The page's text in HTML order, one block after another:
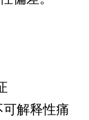
解释性痛